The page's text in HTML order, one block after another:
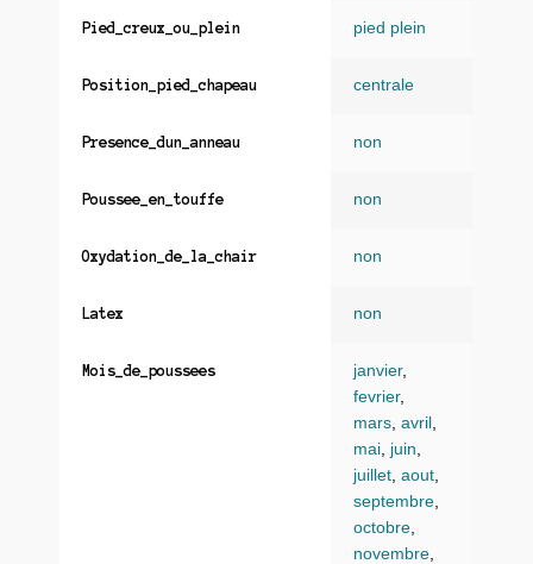
Pied_creux_ou_plein pied plein
Position_pied_chapeau centrale
Presence_dun_anneau non
Poussee_en_touffe non
Oxydation_de_la_chair non
Latex non
Mois_de_poussees janvier,
fevrier,
mars avril
mai juin
juillet aout
septembre
octobre
novembre